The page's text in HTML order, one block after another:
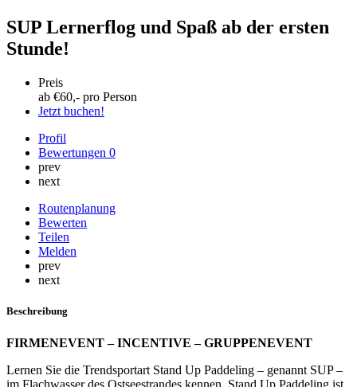
SUP Lernerflog und Spaß ab der ersten
Stunde!
Preis
ab €60,- pro Person
Jetzt buchen!
Profil
Bewertungen 0
prev
next
Routenplanung
Bewerten
Teilen
Melden
prev
next
Beschreibung
FIRMENEVENT – INCENTIVE – GRUPPENEVENT
Lernen Sie die Trendsportart Stand Up Paddeling – genannt SUP –
im Flachwasser des Ostseestrandes kennen. Stand Up Paddeling ist